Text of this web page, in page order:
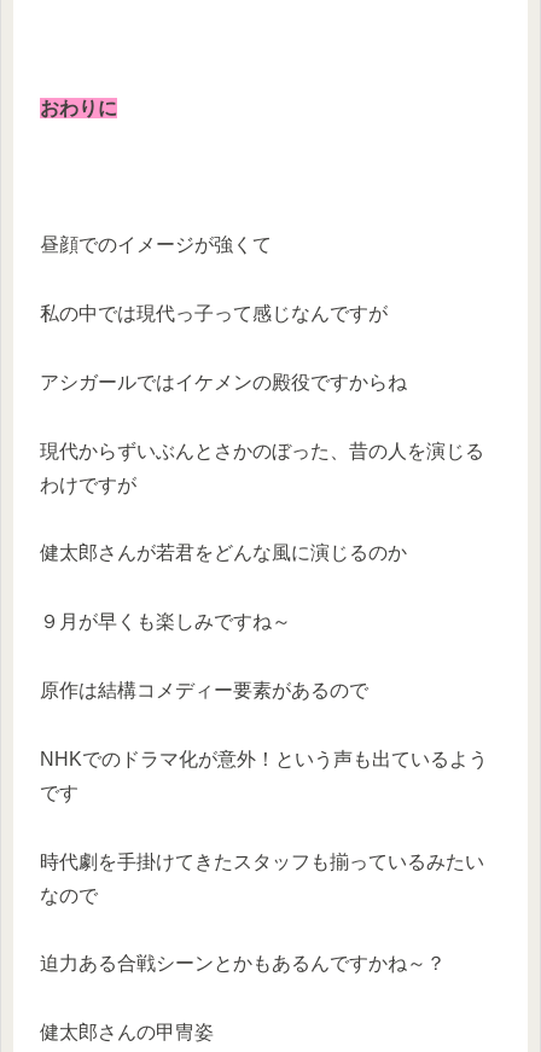
おわりに
昼顔でのイメージが強くて
私の中では現代っ子って感じなんですが
アシガールではイケメンの殿役ですからね
現代からずいぶんとさかのぼった、昔の人を演じる
わけですが
健太郎さんが若君をどんな風に演じるのか
９月が早くも楽しみですね～
原作は結構コメディー要素があるので
NHKでのドラマ化が意外！という声も出ているよう
です
時代劇を手掛けてきたスタッフも揃っているみたい
なので
迫力ある合戦シーンとかもあるんですかね～？
健太郎さんの甲冑姿